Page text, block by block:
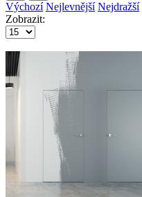
Výchozí Nejlevnější Nejdražší
Zobrazit: